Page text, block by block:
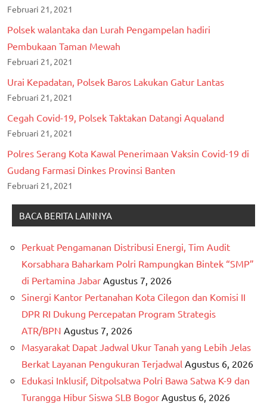
Februari 21, 2021
Polsek walantaka dan Lurah Pengampelan hadiri
Pembukaan Taman Mewah
Februari 21, 2021
Urai Kepadatan, Polsek Baros Lakukan Gatur Lantas
Februari 21, 2021
Cegah Covid-19, Polsek Taktakan Datangi Aqualand
Februari 21, 2021
Polres Serang Kota Kawal Penerimaan Vaksin Covid-19 di
Gudang Farmasi Dinkes Provinsi Banten
Februari 21, 2021
BACA BERITA LAINNYA
Perkuat Pengamanan Distribusi Energi, Tim Audit
Korsabhara Baharkam Polri Rampungkan Bintek “SMP”
di Pertamina Jabar Agustus 7, 2026
Sinergi Kantor Pertanahan Kota Cilegon dan Komisi II
DPR RI Dukung Percepatan Program Strategis
ATR/BPN Agustus 7, 2026
Masyarakat Dapat Jadwal Ukur Tanah yang Lebih Jelas
Berkat Layanan Pengukuran Terjadwal Agustus 6, 2026
Edukasi Inklusif, Ditpolsatwa Polri Bawa Satwa K-9 dan
Turangga Hibur Siswa SLB Bogor Agustus 6, 2026